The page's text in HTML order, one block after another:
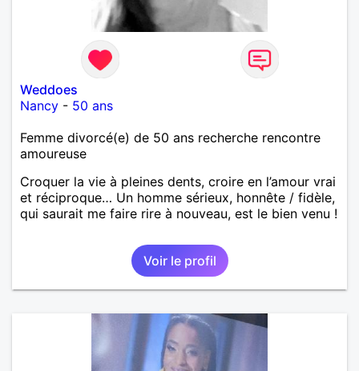
Weddoes
Nancy - 50 ans
Femme divorcé(e) de 50 ans recherche rencontre
amoureuse
Croquer la vie à pleines dents, croire en l’amour vrai
et réciproque… Un homme sérieux, honnête / fidèle,
qui saurait me faire rire à nouveau, est le bien venu !
Voir le profil